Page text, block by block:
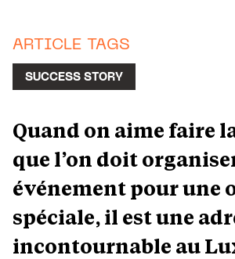
ARTICLE TAGS
SUCCESS STORY
Quand on aime faire
que l’on doit
événement pour une
spéciale, il est une
incontournable au